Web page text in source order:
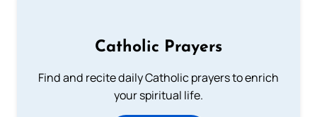
Catholic Prayers
Find and recite daily Catholic prayers to enrich
your spiritual life.